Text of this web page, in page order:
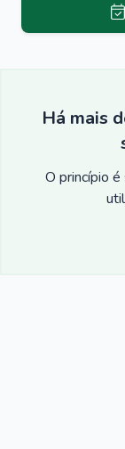
Há mais
O princípio